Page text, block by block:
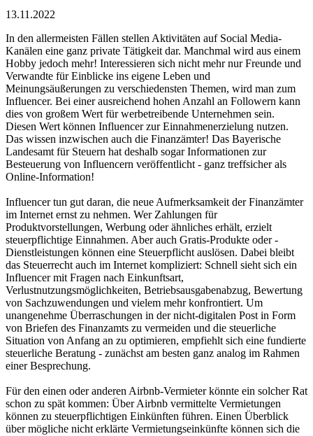
13.11.2022
In den allermeisten Fällen stellen Aktivitäten auf Social Media-
Kanälen eine ganz private Tätigkeit dar. Manchmal wird aus einem
Hobby jedoch mehr! Interessieren sich nicht mehr nur Freunde und
Verwandte für Einblicke ins eigene Leben und
Meinungsäußerungen zu verschiedensten Themen, wird man zum
Influencer. Bei einer ausreichend hohen Anzahl an Followern kann
dies von großem Wert für werbetreibende Unternehmen sein.
Diesen Wert können Influencer zur Einnahmenerzielung nutzen.
Das wissen inzwischen auch die Finanzämter! Das Bayerische
Landesamt für Steuern hat deshalb sogar Informationen zur
Besteuerung von Influencern veröffentlicht - ganz treffsicher als
Online-Information!
Influencer tun gut daran, die neue Aufmerksamkeit der Finanzämter
im Internet ernst zu nehmen. Wer Zahlungen für
Produktvorstellungen, Werbung oder ähnliches erhält, erzielt
steuerpflichtige Einnahmen. Aber auch Gratis-Produkte oder -
Dienstleistungen können eine Steuerpflicht auslösen. Dabei bleibt
das Steuerrecht auch im Internet kompliziert: Schnell sieht sich ein
Influencer mit Fragen nach Einkunftsart,
Verlustnutzungsmöglichkeiten, Betriebsausgabenabzug, Bewertung
von Sachzuwendungen und vielem mehr konfrontiert. Um
unangenehme Überraschungen in der nicht-digitalen Post in Form
von Briefen des Finanzamts zu vermeiden und die steuerliche
Situation von Anfang an zu optimieren, empfiehlt sich eine fundierte
steuerliche Beratung - zunächst am besten ganz analog im Rahmen
einer Besprechung.
Für den einen oder anderen Airbnb-Vermieter könnte ein solcher Rat
schon zu spät kommen: Über Airbnb vermittelte Vermietungen
können zu steuerpflichtigen Einkünften führen. Einen Überblick
über mögliche nicht erklärte Vermietungseinkünfte können sich die